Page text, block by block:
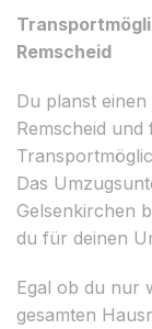
Remscheid
Du planst
Remscheid
Das
Gelsenkirchen
du für deinen
Egal ob du nur
gesamten